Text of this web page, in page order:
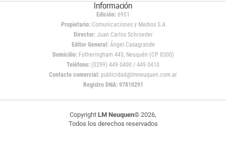
Información
Edición: 6951
Propietario:Comunicaciones y Medios S.A
Director: Juan Carlos Schroeder
Editor General:Ángel Casagrande
Domicilio:Fotheringham 445, Neuquén (CP 8300)
Teléfono: (0299) 449 0400 / 449 0410
Contacto comercial: publicidad@lmneuquen.com.ar
Registro DNA: 97810291
Copyright LM Neuquen© 2026,
Todos los derechos reservados